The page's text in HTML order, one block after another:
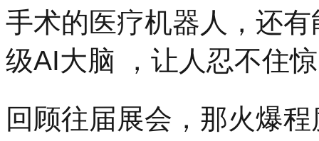
手术的医疗机器人，还
级AI大脑 ，让人忍不住
回顾往届展会，那火爆